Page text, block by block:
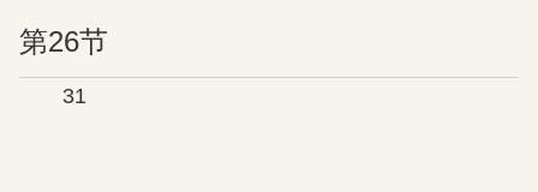
第26节
31